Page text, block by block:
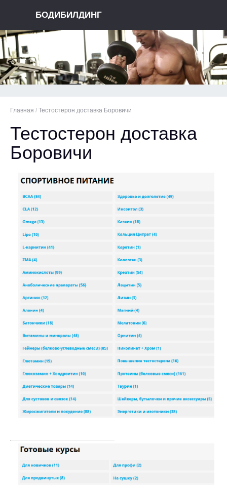
БОДИБИЛДИНГ
Главная / Тестостерон доставка Боровичи
Тестостерон доставка
Боровичи